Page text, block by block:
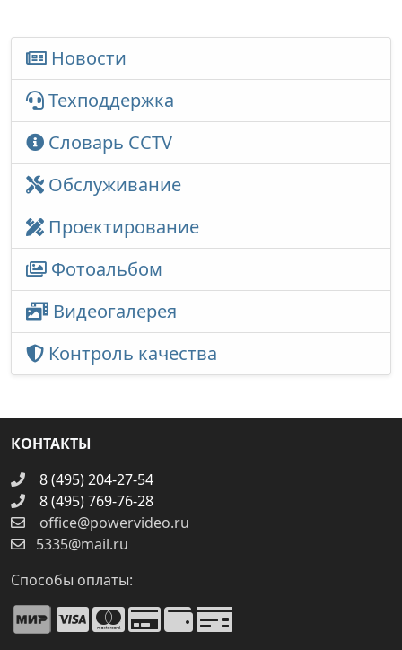
Новости
Техподдержка
Словарь CCTV
Обслуживание
Проектирование
Фотоальбом
Видеогалерея
Контроль качества
КОНТАКТЫ
8 (495) 204-27-54
8 (495) 769-76-28
office@powervideo.ru
5335@mail.ru
Способы оплаты: